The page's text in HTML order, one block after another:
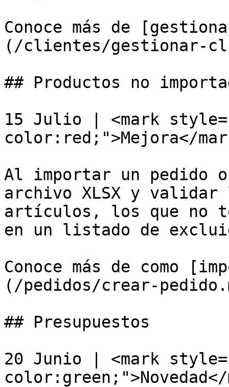
Conoce más de
(/clientes/gestionar-
## Productos no
15 Julio | <mark
color:red;">Mejora</
Al importar un pedido
archivo XLSX y
artículos, los que no
en un listado de
Conoce más de como
(/pedidos/crear-
## Presupuestos
20 Junio | <mark